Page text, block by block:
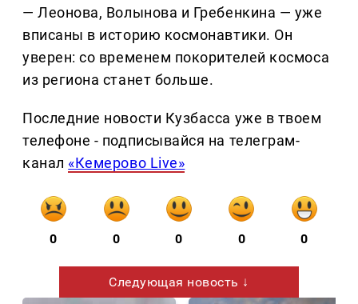
— Леонова, Волынова и Гребенкина — уже
вписаны в историю космонавтики. Он
уверен: со временем покорителей космоса
из региона станет больше.
Последние новости Кузбасса уже в твоем
телефоне - подписывайся на телеграм-
канал «Кемерово Live»
0 0 0 0 0
Следующая новость ↓